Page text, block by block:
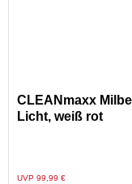
CLEANmaxx
Licht, weiß rot
Preis reduziert von
UVP 99,99 €auf